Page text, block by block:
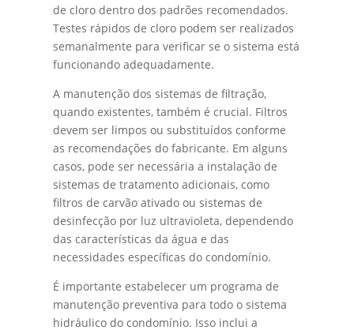
de cloro dentro dos padrões recomendados.
Testes rápidos de cloro podem ser realizados
semanalmente para verificar se o sistema está
funcionando adequadamente.
A manutenção dos sistemas de filtração,
quando existentes, também é crucial. Filtros
devem ser limpos ou substituídos conforme
as recomendações do fabricante. Em alguns
casos, pode ser necessária a instalação de
sistemas de tratamento adicionais, como
filtros de carvão ativado ou sistemas de
desinfecção por luz ultravioleta, dependendo
das características da água e das
necessidades específicas do condomínio.
É importante estabelecer um programa de
manutenção preventiva para todo o sistema
hidráulico do condomínio. Isso inclui a